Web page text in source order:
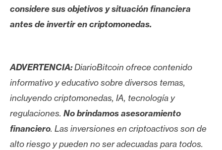
considere sus objetivos y situación financiera
antes de invertir en criptomonedas.
ADVERTENCIA:DiarioBitcoin ofrece contenido
informativo y educativo sobre diversos temas,
incluyendo criptomonedas, IA, tecnología y
regulaciones. No brindamos asesoramiento
financiero. Las inversiones en criptoactivos son de
alto riesgo y pueden no ser adecuadas para todos.